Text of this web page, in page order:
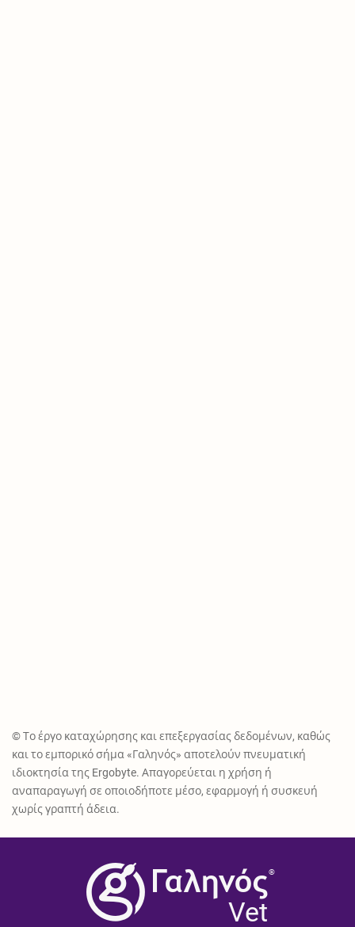
© Το έργο καταχώρησης και επεξεργασίας δεδομένων, καθώς
και το εμπορικό σήμα «Γαληνός» αποτελούν πνευματική
ιδιοκτησία της Ergobyte. Απαγορεύεται η χρήση ή
αναπαραγωγή σε οποιοδήποτε μέσο, εφαρμογή ή συσκευή
χωρίς γραπτή άδεια.
®
Vet